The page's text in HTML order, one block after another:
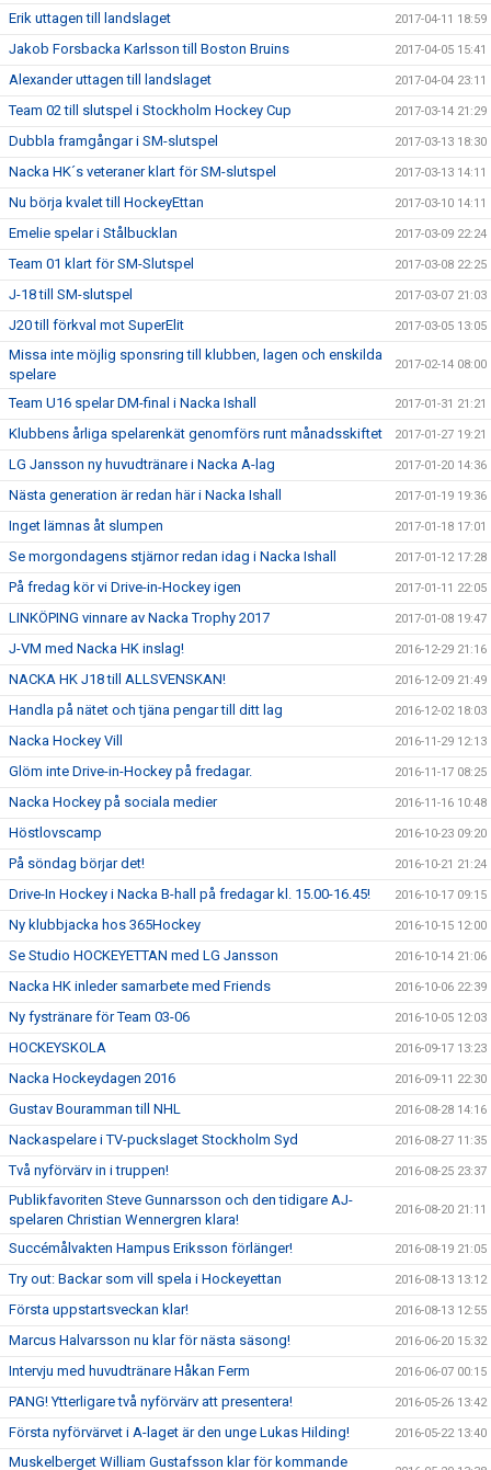
Erik uttagen till landslaget 2017-04-11 18:59
Jakob Forsbacka Karlsson till Boston Bruins 2017-04-05 15:41
Alexander uttagen till landslaget 2017-04-04 23:11
Team 02 till slutspel i Stockholm Hockey Cup 2017-03-14 21:29
Dubbla framgångar i SM-slutspel 2017-03-13 18:30
Nacka HK´s veteraner klart för SM-slutspel 2017-03-13 14:11
Nu börja kvalet till HockeyEttan 2017-03-10 14:11
Emelie spelar i Stålbucklan 2017-03-09 22:24
Team 01 klart för SM-Slutspel 2017-03-08 22:25
J-18 till SM-slutspel 2017-03-07 21:03
J20 till förkval mot SuperElit 2017-03-05 13:05
Missa inte möjlig sponsring till klubben, lagen och enskilda
spelare
2017-02-14 08:00
Team U16 spelar DM-final i Nacka Ishall 2017-01-31 21:21
Klubbens årliga spelarenkät genomförs runt månadsskiftet 2017-01-27 19:21
LG Jansson ny huvudtränare i Nacka A-lag 2017-01-20 14:36
Nästa generation är redan här i Nacka Ishall 2017-01-19 19:36
Inget lämnas åt slumpen 2017-01-18 17:01
Se morgondagens stjärnor redan idag i Nacka Ishall 2017-01-12 17:28
På fredag kör vi Drive-in-Hockey igen 2017-01-11 22:05
LINKÖPING vinnare av Nacka Trophy 2017 2017-01-08 19:47
J-VM med Nacka HK inslag! 2016-12-29 21:16
NACKA HK J18 till ALLSVENSKAN! 2016-12-09 21:49
Handla på nätet och tjäna pengar till ditt lag 2016-12-02 18:03
Nacka Hockey Vill 2016-11-29 12:13
Glöm inte Drive-in-Hockey på fredagar. 2016-11-17 08:25
Nacka Hockey på sociala medier 2016-11-16 10:48
Höstlovscamp 2016-10-23 09:20
På söndag börjar det! 2016-10-21 21:24
Drive-In Hockey i Nacka B-hall på fredagar kl. 15.00-16.45! 2016-10-17 09:15
Ny klubbjacka hos 365Hockey 2016-10-15 12:00
Se Studio HOCKEYETTAN med LG Jansson 2016-10-14 21:06
Nacka HK inleder samarbete med Friends 2016-10-06 22:39
Ny fystränare för Team 03-06 2016-10-05 12:03
HOCKEYSKOLA 2016-09-17 13:23
Nacka Hockeydagen 2016 2016-09-11 22:30
Gustav Bouramman till NHL 2016-08-28 14:16
Nackaspelare i TV-puckslaget Stockholm Syd 2016-08-27 11:35
Två nyförvärv in i truppen! 2016-08-25 23:37
Publikfavoriten Steve Gunnarsson och den tidigare AJ-
spelaren Christian Wennergren klara!
2016-08-20 21:11
Succémålvakten Hampus Eriksson förlänger! 2016-08-19 21:05
Try out: Backar som vill spela i Hockeyettan 2016-08-13 13:12
Första uppstartsveckan klar! 2016-08-13 12:55
Marcus Halvarsson nu klar för nästa säsong! 2016-06-20 15:32
Intervju med huvudtränare Håkan Ferm 2016-06-07 00:15
PANG! Ytterligare två nyförvärv att presentera! 2016-05-26 13:42
Första nyförvärvet i A-laget är den unge Lukas Hilding! 2016-05-22 13:40
Muskelberget William Gustafsson klar för kommande